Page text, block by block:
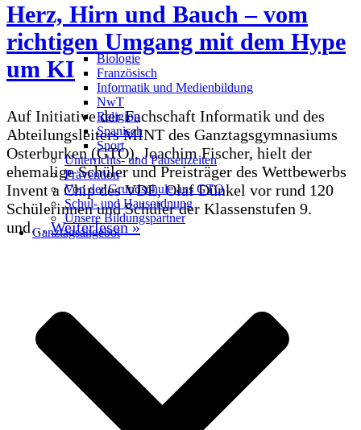
Biologie
Französisch
Informatik und Medienbildung
NwT
Religion
Spanisch
Sport
Unterrichts- und Pausenzeiten
Prävention
Von der Grundschule ans GTO
Schul- und Hausordnung
Unsere Bildungspartner
Ganztagsangebot
Herz, Hirn und Bauch – vom
richtigen Umgang mit dem Hype
um KI
Auf Initiative der Fachschaft Informatik und des
Abteilungsleiters MINT des Ganztagsgymnasiums
Osterburken (GTO), Joachim Fischer, hielt der
ehemalige Schüler und Preisträger des Wettbewerbs
Invent a Chip des VDE, Olaf Dünkel vor rund 120
Schülerinnen und Schüler der Klassenstufen 9.
und…Weiterlesen »Herz,
dem